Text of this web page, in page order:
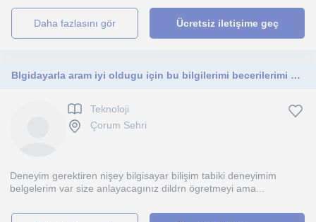
daha fazlasını gör Ücretsiz iletişime geç
Blgidayarla aram iyi oldugu için bu bilgilerimi becerilerimi baskalarına aktarmaktan mutluluk duyarım
Teknoloji
Çorum Sehri
Deneyim gerektiren nişey bilgisayar bilişim tabiki deneyimim
belgelerim var size anlayacagınız dildrn ögretmeyi ama...